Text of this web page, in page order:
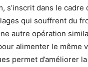
s’inscrit dans le
qui souffrent du
autre opération
alimenter le même
permet d’améliorer